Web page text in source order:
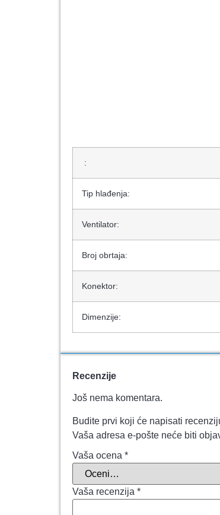
:
Tip hlađenja:
Ventilator:
Broj obrtaja:
Konektor:
Dimenzije:
Recenzije
Još nema komentara.
Budite prvi koji će napisati
Vaša adresa e-pošte neće biti
Vaša ocena *
Vaša recenzija *